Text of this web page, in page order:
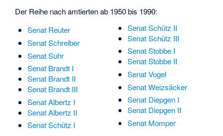
Der Reihe nach amtierten ab 1950 bis 1990:
Senat Reuter
Senat Schreiber
Senat Suhr
Senat Brandt I
Senat Brandt II
Senat Brandt III
Senat Albertz I
Senat Albertz II
Senat Schütz I
Senat Schütz II
Senat Schütz III
Senat Stobbe I
Senat Stobbe II
Senat Vogel
Senat Weizsäcker
Senat Diepgen I
Senat Diepgen II
Senat Momper